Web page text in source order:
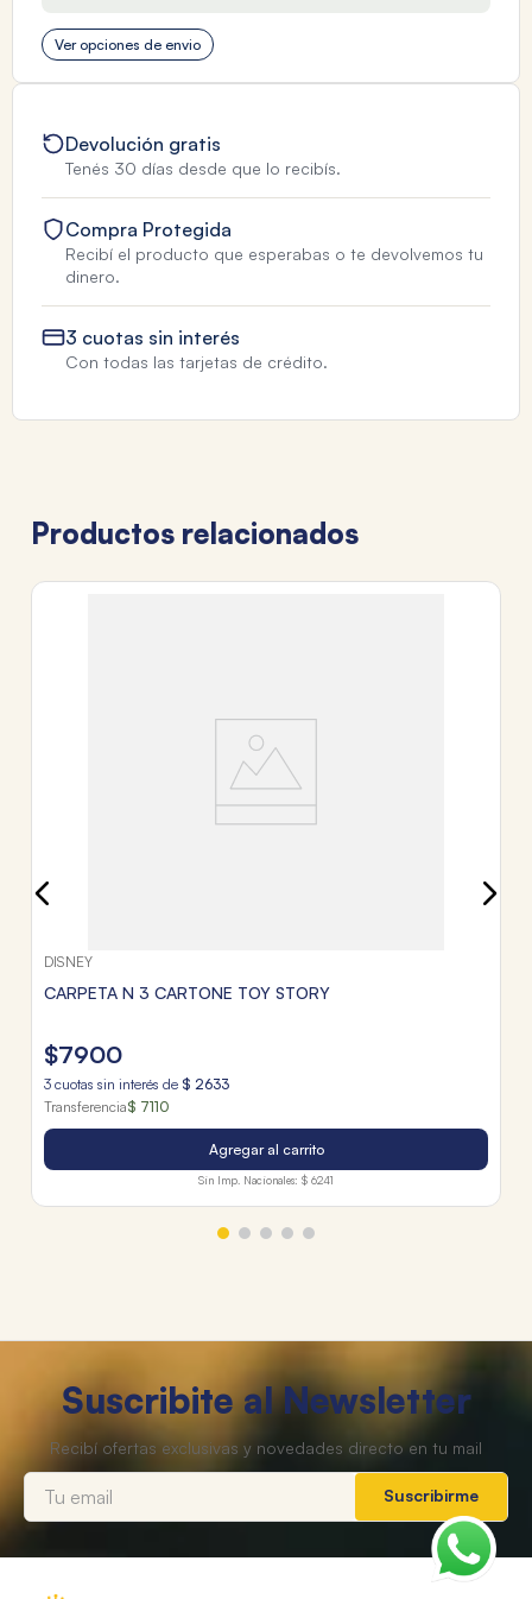
Ver opciones de envio
Devolución gratis
Tenés 30 días desde que lo recibís.
Compra Protegida
Recibí el producto que esperabas o te devolvemos tu
dinero.
3 cuotas sin interés
Con todas las tarjetas de crédito.
Productos relacionados
DISNEY
CARPETA N 3 CARTONE TOY STORY
$7900
3 cuotas sin interés de $ 2633
Transferencia$ 7110
Agregar al carrito
Sin Imp. Nacionales: $ 6241
Suscribite al Newsletter
Suscribirme